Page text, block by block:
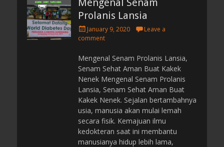
Mengenal Senam
Prolanis Lansia
P
o
t
e
d
o
n
January 9, 2020
Leave a
comment
Mengenal Senam Prolanis Lansia,
Senam Sehat Aman Buat Kakek
Nenek Mengenal Senam Prolanis
Lansia, Senam Sehat Aman Buat
Kakek Nenek. Sejalan bertambahnya
usia, manusia akan mulai lemah
secara fisik. Kemajuan ilmu
kedokteran saat ini membantu
manusianya hidup lebih lama,